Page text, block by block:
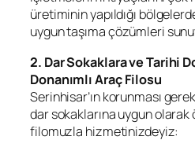
üretiminin yapıldığı
uygun taşıma çözümleri
2. Dar Sokaklara ve Tarihi
Donanımlı Araç Filosu
Serinhisar’ın korunması
dar sokaklarına uygun
filomuzla hizmetinizdeyiz: